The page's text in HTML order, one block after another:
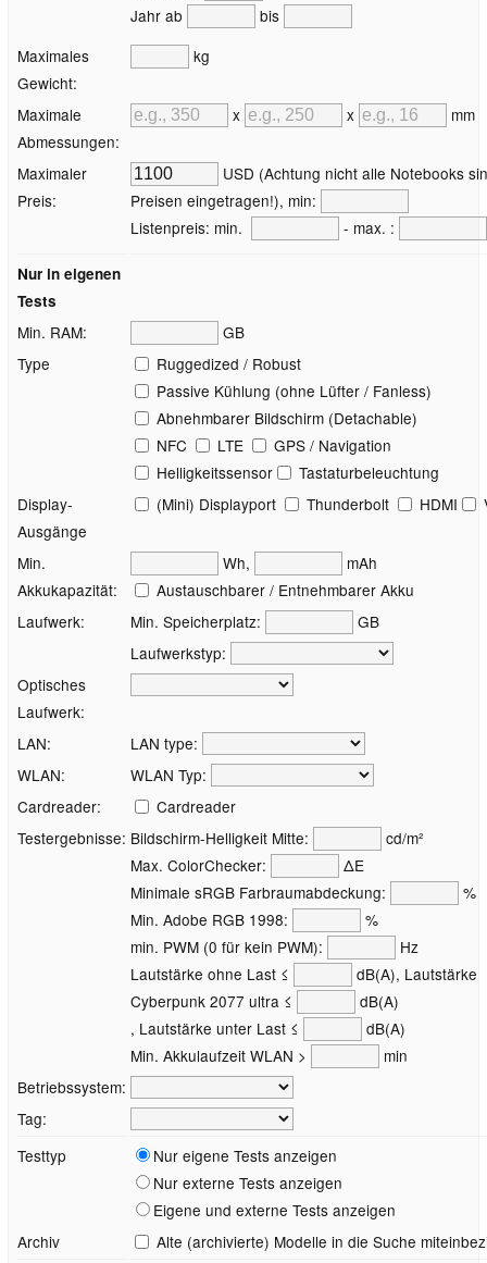
Jahr ab
bis
Maximales
Gewicht:
kg
Maximale
Abmessungen:
x x mm
Maximaler
Preis:
USD (Achtung nicht alle Notebooks
Preisen eingetragen!), min:
Listenpreis: min.
- max. :
Nur in eigenen
Tests
Min. RAM:
GB
Type
Ruggedized / Robust
Passive Kühlung (ohne Lüfter / Fanless)
Abnehmbarer Bildschirm (Detachable)
NFC
LTE
GPS / Navigation
Helligkeitssensor
Tastaturbeleuchtung
Display-
Ausgänge
(Mini) Displayport Thunderbolt HDMI
Min.
Akkukapazität:
Wh,
mAh
Austauschbarer / Entnehmbarer Akku
Laufwerk:
Min. Speicherplatz:
GB
Laufwerkstyp:
Optisches
Laufwerk:
LAN:
LAN type:
WLAN:
WLAN Typ:
Cardreader:
Cardreader
Testergebnisse: Bildschirm-Helligkeit Mitte:
cd/m²
Max. ColorChecker:
ΔE
Minimale sRGB Farbraumabdeckung:
%
Min. Adobe RGB 1998:
%
min. PWM (0 für kein PWM):
Hz
Lautstärke ohne Last ≤
dB(A), Lautstärke
Cyberpunk 2077 ultra ≤
dB(A)
, Lautstärke unter Last ≤
dB(A)
Min. Akkulaufzeit WLAN >
min
Betriebssystem:
Tag:
Testtyp
Nur eigene Tests anzeigen
Nur externe Tests anzeigen
Eigene und externe Tests anzeigen
Archiv
Alte (archivierte) Modelle in die Suche